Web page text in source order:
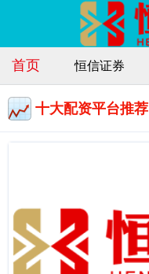
首页 恒信证券
十大配资平台推荐